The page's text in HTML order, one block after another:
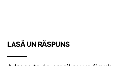
LASĂ UN RĂSPUNS